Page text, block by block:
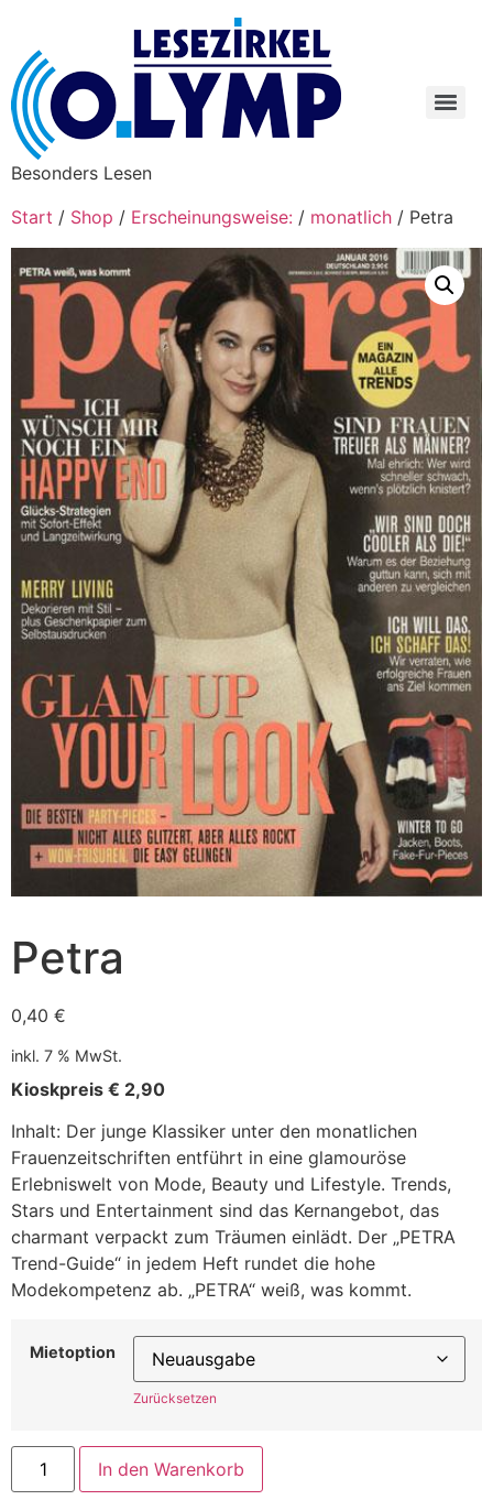
Besonders Lesen
Start / Shop / Erscheinungsweise: / monatlich / Petra
Petra
0,40 €
inkl. 7 % MwSt.
Kioskpreis € 2,90
Inhalt: Der junge Klassiker unter den monatlichen
Frauenzeitschriften entführt in eine glamouröse
Erlebniswelt von Mode, Beauty und Lifestyle. Trends,
Stars und Entertainment sind das Kernangebot, das
charmant verpackt zum Träumen einlädt. Der „PETRA
Trend-Guide“ in jedem Heft rundet die hohe
Modekompetenz ab. „PETRA“ weiß, was kommt.
Mietoption
Zurücksetzen
In den Warenkorb